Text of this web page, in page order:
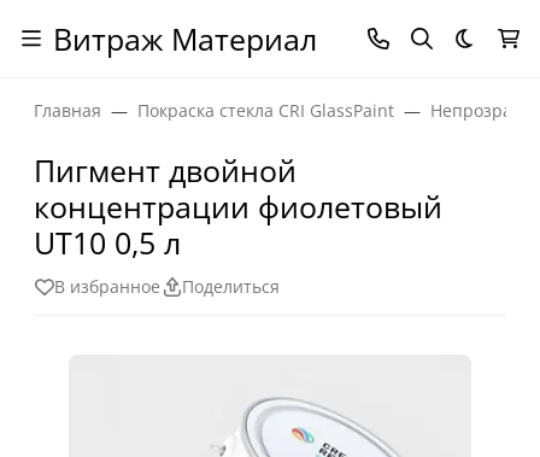
Витраж Материал Темная
Главная Покраска стекла CRI GlassPaint
Пигмент двойной
концентрации фиолетовый
UT10 0,5 л
В избранное Поделиться